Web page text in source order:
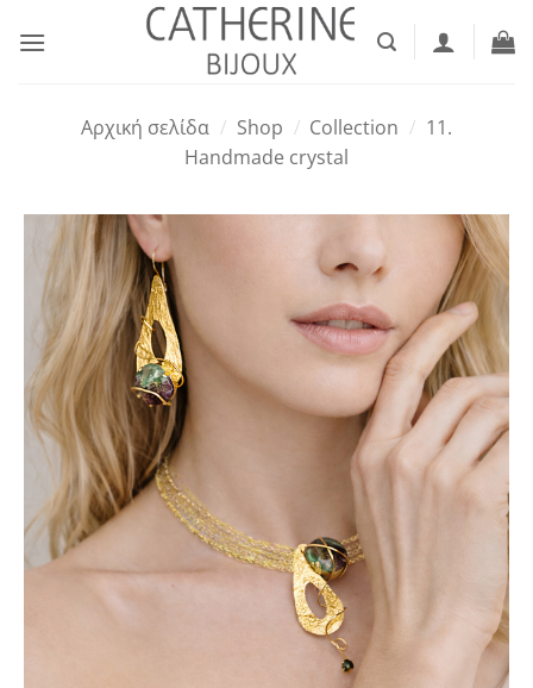
στο
Αρχική σελίδα / Shop / Collection / 11.
Handmade crystal